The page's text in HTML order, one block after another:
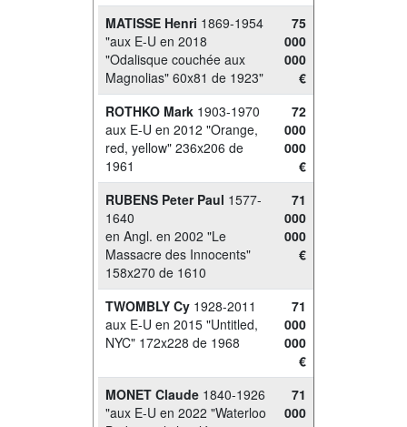
MATISSE Henri 1869-1954
"aux E-U en 2018
"Odalisque couchée aux
Magnolias" 60x81 de 1923"
75
000
000
€
ROTHKO Mark 1903-1970
aux E-U en 2012 "Orange,
red, yellow" 236x206 de
1961
72
000
000
€
RUBENS Peter Paul 1577-
1640
en Angl. en 2002 "Le
Massacre des Innocents"
158x270 de 1610
71
000
000
€
TWOMBLY Cy 1928-2011
aux E-U en 2015 "Untitled,
NYC" 172x228 de 1968
71
000
000
€
MONET Claude 1840-1926
"aux E-U en 2022 "Waterloo
71
000